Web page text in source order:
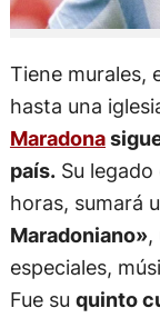
Tiene murales,
hasta una
Maradona
país.Su legado
horas, sumará
Maradoniano»,
especiales,
Fue su quinto